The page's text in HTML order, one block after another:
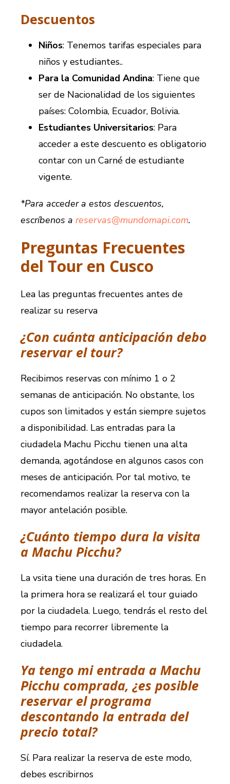
Descuentos
Niños: Tenemos tarifas especiales para
niños y estudiantes..
Para la Comunidad Andina: Tiene que
ser de Nacionalidad de los siguientes
países: Colombia, Ecuador, Bolivia.
Estudiantes Universitarios: Para
acceder a este descuento es obligatorio
contar con un Carné de estudiante
vigente.
*Para acceder a estos descuentos,
escríbenos a reservas@mundomapi.com.
Preguntas Frecuentes
del Tour en Cusco
Lea las preguntas frecuentes antes de
realizar su reserva
¿Con cuánta anticipación debo
reservar el tour?
Recibimos reservas con mínimo 1 o 2
semanas de anticipación. No obstante, los
cupos son limitados y están siempre sujetos
a disponibilidad. Las entradas para la
ciudadela Machu Picchu tienen una alta
demanda, agotándose en algunos casos con
meses de anticipación. Por tal motivo, te
recomendamos realizar la reserva con la
mayor antelación posible.
¿Cuánto tiempo dura la visita
a Machu Picchu?
La vsita tiene una duración de tres horas. En
la primera hora se realizará el tour guiado
por la ciudadela. Luego, tendrás el resto del
tiempo para recorrer libremente la
ciudadela.
Ya tengo mi entrada a Machu
Picchu comprada, ¿es posible
reservar el programa
descontando la entrada del
precio total?
Sí. Para realizar la reserva de este modo,
debes escribirnos